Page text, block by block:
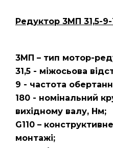
Редуктор 3МП 31,5-9-
3МП – тип мотор-
31,5 - міжосьова
9 - частота
180 - номінальний
вихідному валу, Нм;
G110 –
монтажі;